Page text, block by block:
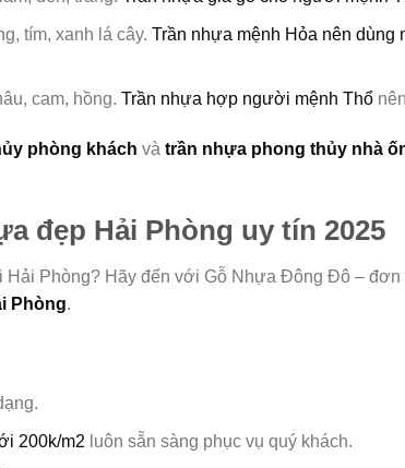
tím, xanh lá cây. Trần nhựa mệnh Hỏa nên dùng
cam, hồng. Trần nhựa hợp người mệnh Thổ
phòng khách và trần nhựa phong thủy nhà
đẹp Hải Phòng uy tín 2025
Hải Phòng? Hãy đến với Gỗ Nhựa Đông Đô –
Phòng.
200k/m2 luôn sẵn sàng phục vụ quý khách.